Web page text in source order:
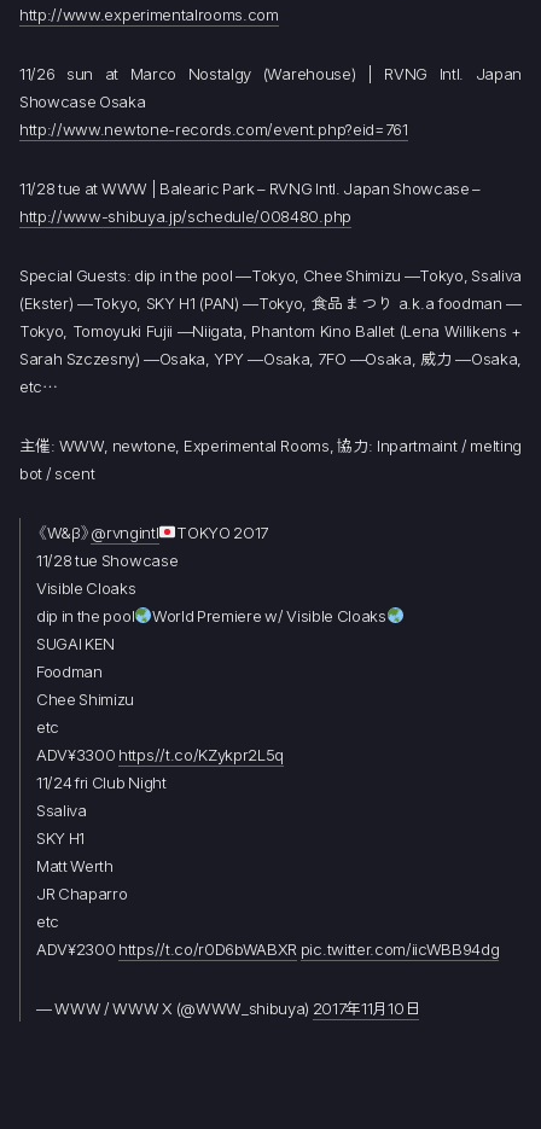
http://www.experimentalrooms.com
11/26 sun at Marco Nostalgy (Warehouse) | RVNG Intl. Japan
Showcase Osaka
http://www.newtone-records.com/event.php?eid=761
11/28 tue at WWW | Balearic Park – RVNG Intl. Japan Showcase –
http://www-shibuya.jp/schedule/008480.php
Special Guests: dip in the pool —Tokyo, Chee Shimizu —Tokyo, Ssaliva
(Ekster) —Tokyo, SKY H1 (PAN) —Tokyo, 食品まつり a.k.a foodman —
Tokyo, Tomoyuki Fujii —Niigata, Phantom Kino Ballet (Lena Willikens +
Sarah Szczesny) —Osaka, YPY —Osaka, 7FO —Osaka, 威力 —Osaka,
etc…
主催: WWW, newtone, Experimental Rooms, 協力: Inpartmaint / melting
bot / scent
《W&β》@rvngintl
TOKYO 2O17
11/28 tue Showcase
Visible Cloaks
dip in the pool
World Premiere w/ Visible Cloaks
SUGAI KEN
Foodman
Chee Shimizu
etc
ADV¥3300 https//t.co/KZykpr2L5q
11/24 fri Club Night
Ssaliva
SKY H1
Matt Werth
JR Chaparro
etc
ADV¥2300 https//t.co/r0D6bWABXR pic.twitter.com/iicWBB94dg
— WWW / WWW X (@WWW_shibuya) 2017年11月10日